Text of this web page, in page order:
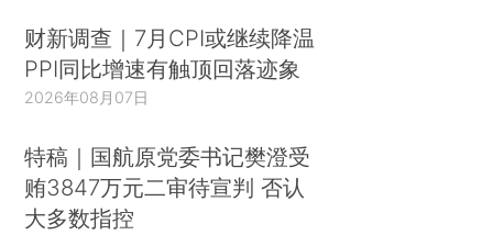
财新调查｜7月CPI或继续降温
PPI同比增速有触顶回落迹象
2026年08月07日
特稿｜国航原党委书记樊澄受
贿3847万元二审待宣判 否认
大多数指控